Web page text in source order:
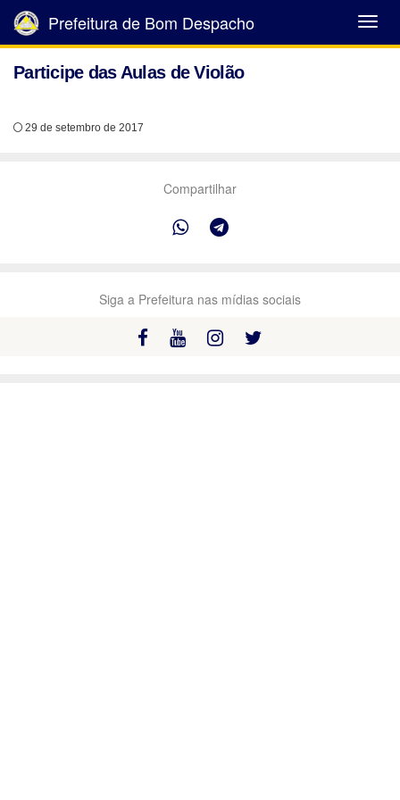
Abrir
Menu
Prefeitura de Bom Despacho
Participe das Aulas de Violão
29 de setembro de 2017
Compartilhar
Siga a Prefeitura nas mídias sociais